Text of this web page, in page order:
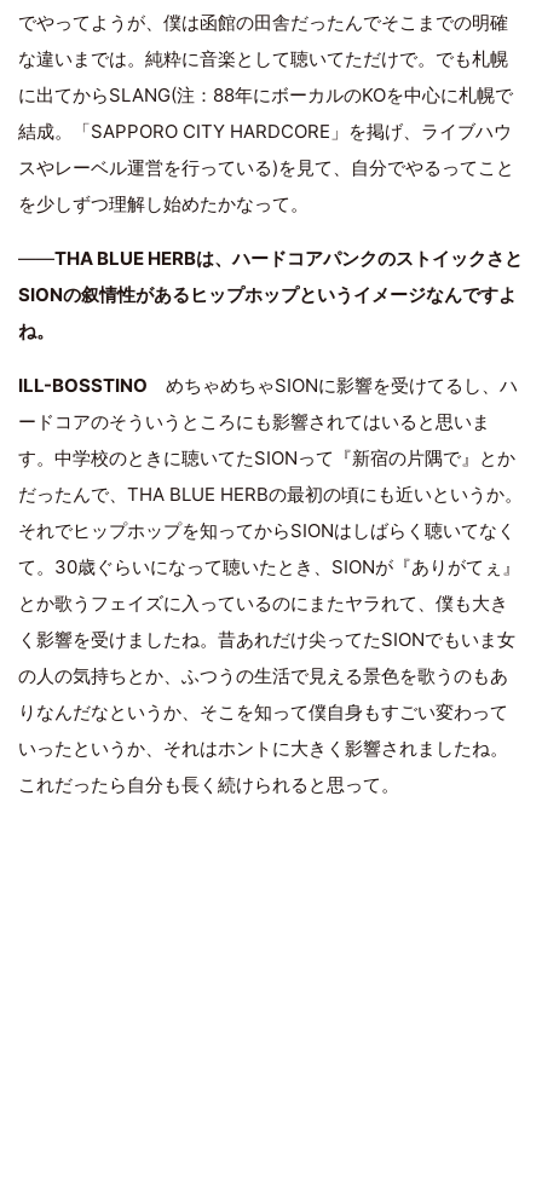
でやってようが、僕は函館の田舎だったんでそこまでの明確
な違いまでは。純粋に音楽として聴いてただけで。でも札幌
に出てからSLANG(注：88年にボーカルのKOを中心に札幌で
結成。「SAPPORO CITY HARDCORE」を掲げ、ライブハウ
スやレーベル運営を行っている)を見て、自分でやるってこと
を少しずつ理解し始めたかなって。
――THA BLUE HERBは、ハードコアパンクのストイックさと
SIONの叙情性があるヒップホップというイメージなんですよ
ね。
ILL-BOSSTINO めちゃめちゃSIONに影響を受けてるし、ハ
ードコアのそういうところにも影響されてはいると思いま
す。中学校のときに聴いてたSIONって『新宿の片隅で』とか
だったんで、THA BLUE HERBの最初の頃にも近いというか。
それでヒップホップを知ってからSIONはしばらく聴いてなく
て。30歳ぐらいになって聴いたとき、SIONが『ありがてぇ』
とか歌うフェイズに入っているのにまたヤラれて、僕も大き
く影響を受けましたね。昔あれだけ尖ってたSIONでもいま女
の人の気持ちとか、ふつうの生活で見える景色を歌うのもあ
りなんだなというか、そこを知って僕自身もすごい変わって
いったというか、それはホントに大きく影響されましたね。
これだったら自分も長く続けられると思って。